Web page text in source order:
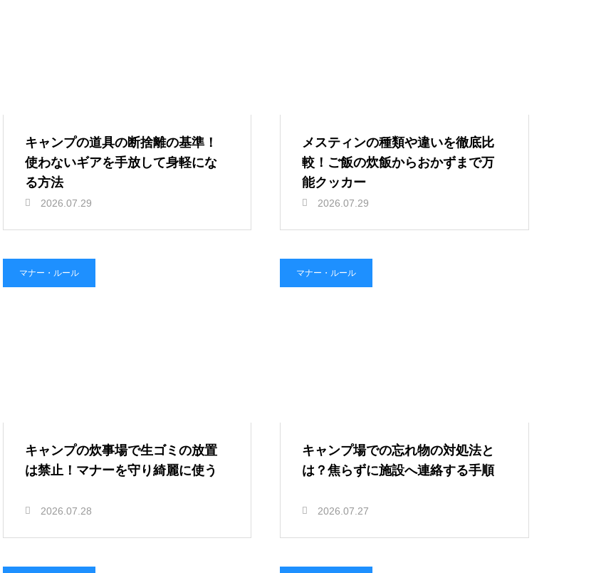
キャンプの道具の断捨離の基準！
使わないギアを手放して身軽にな
る方法
2026.07.29
メスティンの種類や違いを徹底比
較！ご飯の炊飯からおかずまで万
能クッカー
2026.07.29
マナー・ルール
キャンプの炊事場で生ゴミの放置
は禁止！マナーを守り綺麗に使う
2026.07.28
マナー・ルール
キャンプ場での忘れ物の対処法と
は？焦らずに施設へ連絡する手順
2026.07.27